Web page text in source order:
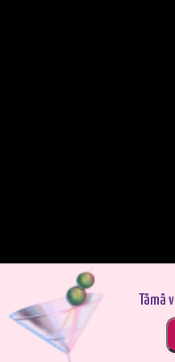
Pelaa demotilassa. Oikealla
Tämä